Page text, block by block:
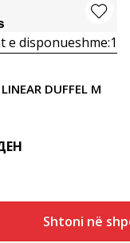
e disponueshme:1
DUFFEL M
Shtoni në